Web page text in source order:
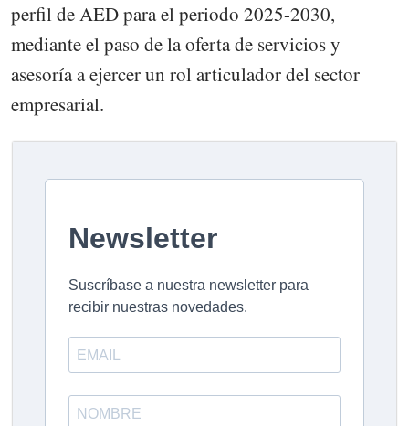
perfil de AED para el periodo 2025-2030,
mediante el paso de la oferta de servicios y
asesoría a ejercer un rol articulador del sector
empresarial.